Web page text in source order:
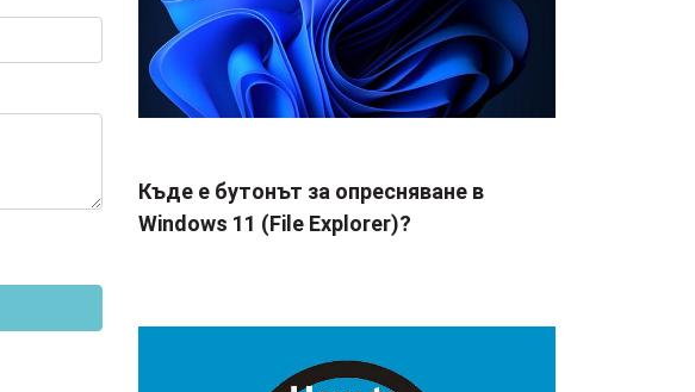
Къде е бутонът за опресняване в
Windows 11 (File Explorer)?